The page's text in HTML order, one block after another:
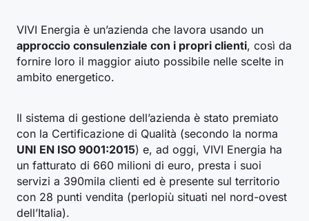
VIVI Energia è un’azienda che lavora usando un
approccio consulenziale con i propri clienti, così da
fornire loro il maggior aiuto possibile nelle scelte in
ambito energetico.
Il sistema di gestione dell’azienda è stato premiato
con la Certificazione di Qualità (secondo la norma
UNI EN ISO 9001:2015) e, ad oggi, VIVI Energia ha
un fatturato di 660 milioni di euro, presta i suoi
servizi a 390mila clienti ed è presente sul territorio
con 28 punti vendita (perlopiù situati nel nord-ovest
dell’Italia).